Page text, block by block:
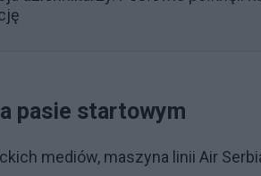
pasie startowym
mediów, maszyna linii Air